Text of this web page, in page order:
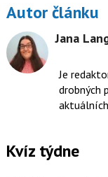
Autor článku
Jana
Je
drobných
Kvíz týdne